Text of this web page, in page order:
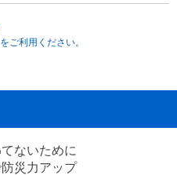
ご利用ください。
ないために
災力アップ